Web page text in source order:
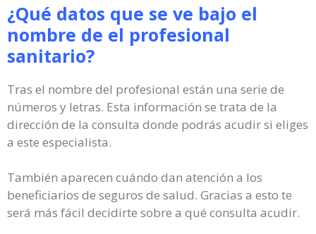
¿Qué datos que se ve bajo el
nombre de el profesional
sanitario?
Tras el nombre del profesional están una serie de
números y letras. Esta información se trata de la
dirección de la consulta donde podrás acudir si eliges
a este especialista.
También aparecen cuándo dan atención a los
beneficiarios de seguros de salud. Gracias a esto te
será más fácil decidirte sobre a qué consulta acudir.